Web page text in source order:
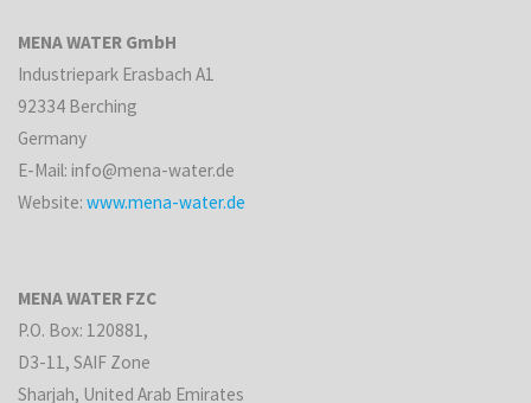
MENA WATER GmbH
Industriepark Erasbach A1
92334 Berching
Germany
E-Mail: info@mena-water.de
Website:www.mena-water.de
MENA WATER FZC
P.O. Box: 120881,
D3-11, SAIF Zone
Sharjah, United Arab Emirates